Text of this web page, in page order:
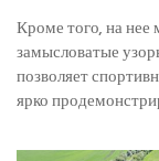
Кроме того, на нее
замысловатые
позволяет
ярко